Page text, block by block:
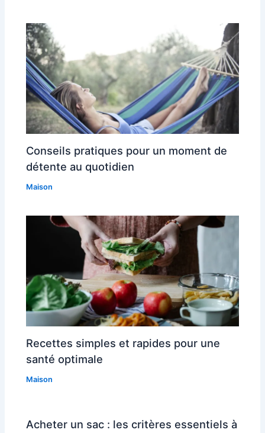
Conseils pratiques pour un moment de
détente au quotidien
Maison
Recettes simples et rapides pour une
santé optimale
Maison
Acheter un sac : les critères essentiels à